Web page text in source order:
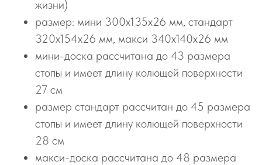
жизни)
размер: мини 300х135х26 мм, стандарт
320х154х26 мм, макси 340х140х26 мм
мини-доска рассчитана до 43 размера
стопы и имеет длину колющей поверхности
27 см
размер стандарт рассчитан до 45 размера
стопы и имеет длину колющей поверхности
28 см
макси-доска рассчитана до 48 размера